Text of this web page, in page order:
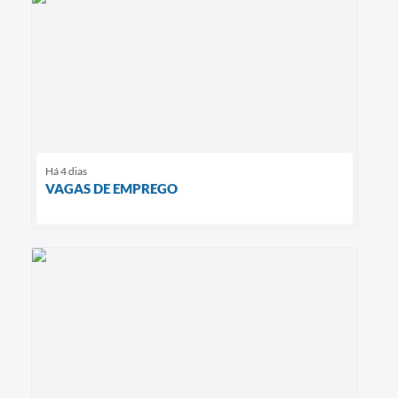
Há 4 dias
VAGAS DE EMPREGO